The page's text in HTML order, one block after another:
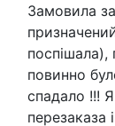
Замовила
повинно
спадало !!!
перезаказа